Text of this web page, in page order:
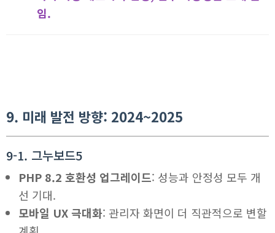
임.
9. 미래 발전 방향: 2024~2025
9-1. 그누보드5
PHP 8.2 호환성 업그레이드: 성능과 안정성 모두 개
선 기대.
모바일 UX 극대화: 관리자 화면이 더 직관적으로 변할